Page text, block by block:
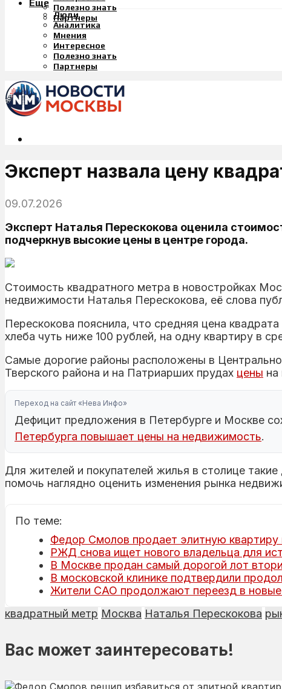
Полезно знать
Партнеры
Еще
Люди
Аналитика
Мнения
Интересное
Полезно знать
Партнеры
Эксперт назвала цену
09.07.2026
Эксперт Наталья Перескокова оценила
подчеркнув высокие цены в центре города.
Стоимость квадратного метра в новостройках
недвижимости Наталья Перескокова, её слова
Перескокова пояснила, что средняя цена
хлеба чуть ниже 100 рублей, на одну квартиру в
Самые дорогие районы расположены в
Тверского района и на Патриарших прудах цены на
Переход на сайт «Нева Инфо»
Дефицит предложения в Петербурге и Москве
Петербурга повышает цены на недвижимость.
Для жителей и покупателей жилья в столице
помочь наглядно оценить изменения рынка
По теме:
Федор Смолов продает элитную квартиру
РЖД снова ищет нового владельца для
В Москве продан самый дорогой лот
В московской клинике подтвердили
Жители САО продолжают переезд в
квадратный метр Москва Наталья Перескокова
Вас может заинтересовать!